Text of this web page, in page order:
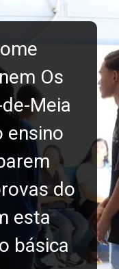
Os
Meia
ensino
do
esta
básica